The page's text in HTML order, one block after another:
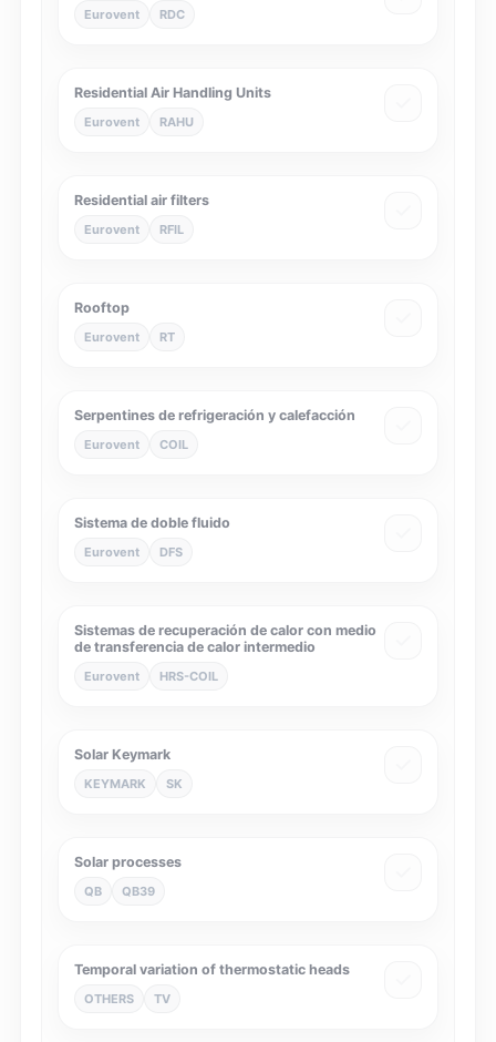
Eurovent RDC
Residential Air Handling Units
Eurovent RAHU
Residential air filters
Eurovent RFIL
Rooftop
Eurovent RT
Serpentines de refrigeración y calefacción
Eurovent COIL
Sistema de doble fluido
Eurovent DFS
Sistemas de recuperación de calor con medio
de transferencia de calor intermedio
Eurovent HRS-COIL
Solar Keymark
KEYMARK SK
Solar processes
QB QB39
Temporal variation of thermostatic heads
OTHERS TV